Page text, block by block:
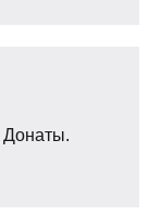
Донаты.